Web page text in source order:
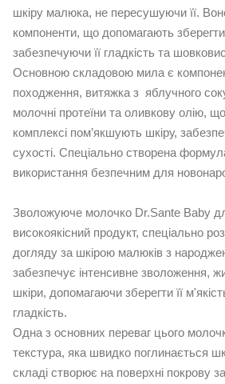
шкіру малюка, не пересушуючи її.
компоненти, що допомагають
забезпечуючи її гладкість та
Основною складовою мила є
походження, витяжка з яблучного
молочні протеїни та оливкову олію,
комплексі пом’якшують шкіру,
сухості. Спеціально створена
використання безпечним для
Зволожуюче молочко Dr.Sante Baby
високоякісний продукт, спеціально
догляду за шкірою малюків з
забезпечує інтенсивне зволоження,
шкіри, допомагаючи зберегти її
гладкість.
Одна з основних переваг цього
текстура, яка швидко поглинається
складі створює на поверхні покрову